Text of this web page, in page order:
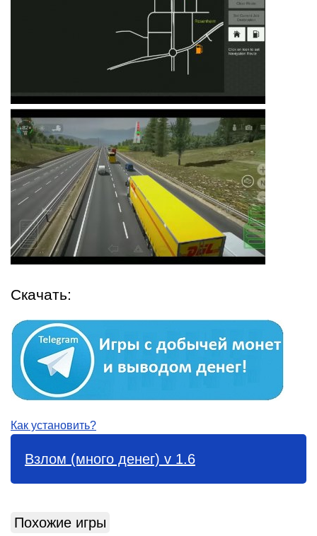
Скачать:
Как установить?
Взлом (много денег) v 1.6
Похожие игры